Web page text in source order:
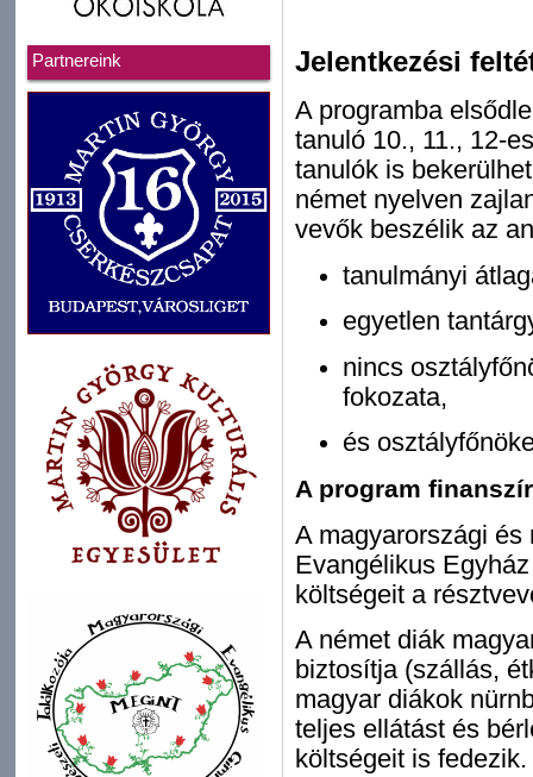
Partnereink Jelentkezési
A programba
tanuló 10., 11., 12-
tanulók is
német nyelven
vevők beszélik az
tanulmányi
egyetlen
nincs
fokozata,
és
A program
A magyarországi és
Evangélikus
költségeit a
A német diák
biztosítja (szállás,
magyar diákok
teljes ellátást és
költségeit is fedezik.